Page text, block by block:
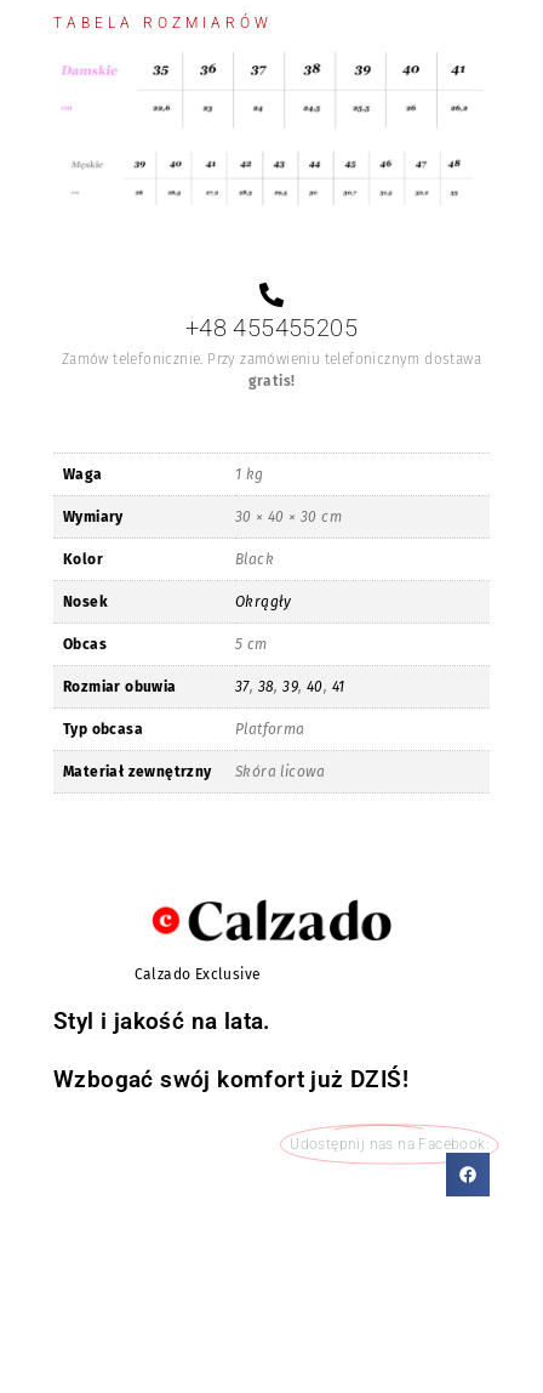
TABELA ROZMIARÓW
+48 455455205
Zamów telefonicznie. Przy zamówieniu telefonicznym dostawa
gratis!
Waga 1 kg
Wymiary 30 × 40 × 30 cm
Kolor Black
Nosek Okrągły
Obcas 5 cm
Rozmiar obuwia 37, 38,39, 40, 41
Typ obcasa Platforma
Materiał zewnętrzny Skóra licowa
Calzado Exclusive
Styl i jakość na lata.
Wzbogać swój komfort już DZIŚ!
Udostępnij nas na Facebook: